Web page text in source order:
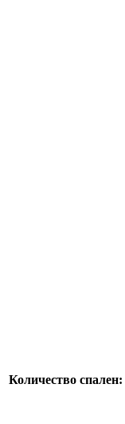
Количество спален: